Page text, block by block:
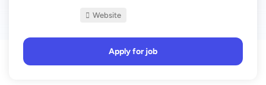
Website
Apply for job